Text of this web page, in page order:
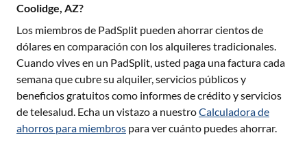
Coolidge, AZ?
Los miembros de PadSplit pueden ahorrar cientos de
dólares en comparación con los alquileres tradicionales.
Cuando vives en un PadSplit, usted paga una factura cada
semana que cubre su alquiler, servicios públicos y
beneficios gratuitos como informes de crédito y servicios
de telesalud. Echa un vistazo a nuestroCalculadora de
ahorros para miembros para ver cuánto puedes ahorrar.